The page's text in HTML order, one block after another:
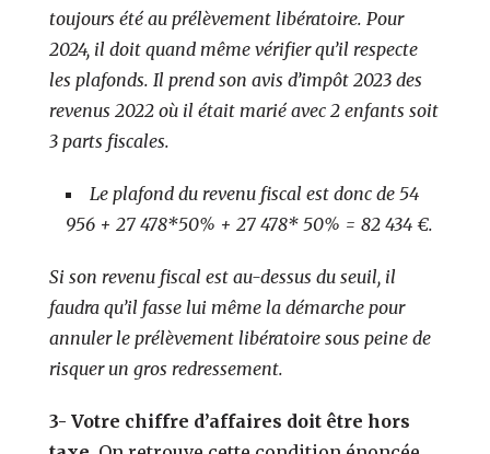
toujours été au prélèvement libératoire. Pour
2024, il doit quand même vérifier qu’il respecte
les plafonds. Il prend son avis d’impôt 2023 des
revenus 2022 où il était marié avec 2 enfants soit
3 parts fiscales.
Le plafond du revenu fiscal est donc de 54
956 + 27 478*50% + 27 478* 50% = 82 434 €.
Si son revenu fiscal est au-dessus du seuil, il
faudra qu’il fasse lui même la démarche pour
annuler le prélèvement libératoire sous peine de
risquer un gros redressement.
3- Votre chiffre d’affaires doit être hors